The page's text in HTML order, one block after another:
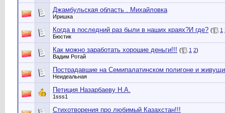
Джамбульская область . Михайловка
Иришка
Когда в последний раз были в наших краях?И где? ( 1
Бюстик
Как можно зaрaботать хорошие деньги!!! ( 1 2)
Вадим Рoтай
Пострадавшие на Семипалатинском полигоне и
Неидеальная
Петиция Назарбаеву Н.А.
1sss1
Стихотворения про любимый Казахстан!!!